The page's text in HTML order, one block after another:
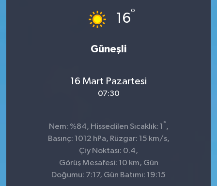
16°
Güneşli
16 Mart Pazartesi
07:30
Nem: %84, Hissedilen Sıcaklık: 1 ° ,
Basınç: 1012 hPa, Rüzgar: 15 km/s,
Çiy Noktası: 0.4,
Görüş Mesafesi: 10 km, Gün
Doğumu: 7:17, Gün Batımı: 19:15